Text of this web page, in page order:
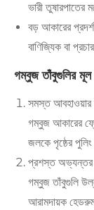
ভারী
বড় আকারের
বাণিজ্যিক বা
গম্বুজ তাঁবুগুলির মূল
সমস্ত আবহাওয়ার
গম্বুজ আকারের
জলকে পৃষ্ঠের
প্রশস্ত অভ্যন্তর
গম্বুজ তাঁবুগুলি
আরামদায়ক